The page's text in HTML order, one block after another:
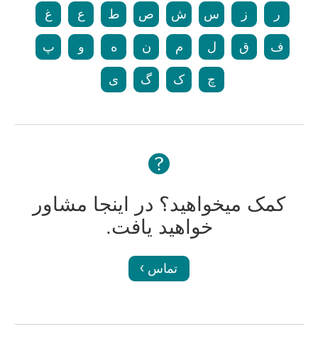
ر ز س ش ص ط ع غ
ف ق ل م ن ه و پ
چ ک گ ی
کمک میخواهید؟ در اینجا مشاور
خواهید یافت.
تماس